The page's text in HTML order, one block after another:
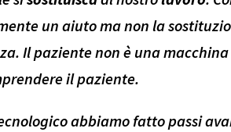
un aiuto ma non la
Il paziente non è una
il paziente.
abbiamo fatto passi